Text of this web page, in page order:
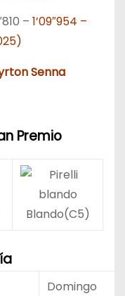
– 1’09″954 –
Senna
Premio
Blando(C5)
Domingo